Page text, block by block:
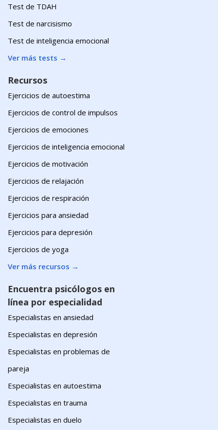
Test de TDAH
Test de narcisismo
Test de inteligencia emocional
Ver más tests →
Recursos
Ejercicios de autoestima
Ejercicios de control de impulsos
Ejercicios de emociones
Ejercicios de inteligencia emocional
Ejercicios de motivación
Ejercicios de relajación
Ejercicios de respiración
Ejercicios para ansiedad
Ejercicios para depresión
Ejercicios de yoga
Ver más recursos →
Encuentra psicólogos en
línea por especialidad
Especialistas en ansiedad
Especialistas en depresión
Especialistas en problemas de
pareja
Especialistas en autoestima
Especialistas en trauma
Especialistas en duelo